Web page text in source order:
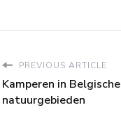
PREVIOUS ARTICLE
Kamperen in Belgische
natuurgebieden